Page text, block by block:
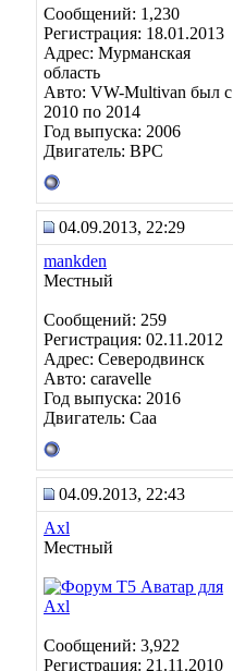
Сообщений: 1,230
Регистрация: 18.01.2013
Адрес: Мурманская
область
Авто: VW-Multivan был с
2010 по 2014
Год выпуска: 2006
Двигатель: BPC
04.09.2013, 22:29
mankden
Местный
Сообщений: 259
Регистрация: 02.11.2012
Адрес: Северодвинск
Авто: caravelle
Год выпуска: 2016
Двигатель: Caa
04.09.2013, 22:43
Axl
Местный
Сообщений: 3,922
Регистрация: 21.11.2010